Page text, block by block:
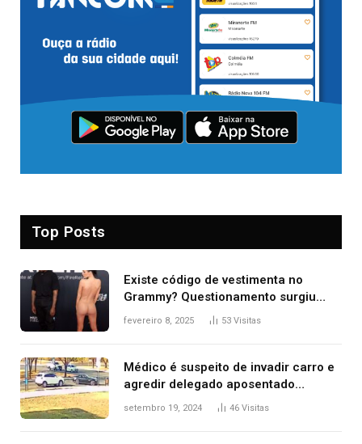
Top Posts
Existe código de vestimenta no
Grammy? Questionamento surgiu
após Bianca Censori, mulher de
fevereiro 8, 2025 53 Visitas
Médico é suspeito de invadir carro e
agredir delegado aposentado
durante confusão no trânsito
setembro 19, 2024 46 Visitas